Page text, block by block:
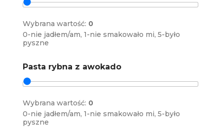
Wybrana wartość: 0
0-nie jadłem/am, 1-nie smakowało mi, 5-było
pyszne
Pasta rybna z awokado
Wybrana wartość: 0
0-nie jadłem/am, 1-nie smakowało mi, 5-było
pyszne